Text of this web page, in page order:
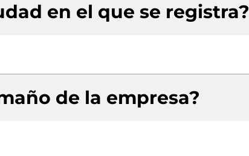
en el que se registra?
de la empresa?